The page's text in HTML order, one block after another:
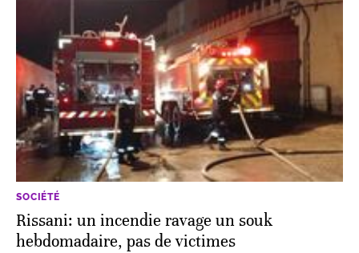
SOCIÉTÉ
Rissani: un incendie ravage un souk
hebdomadaire, pas de victimes